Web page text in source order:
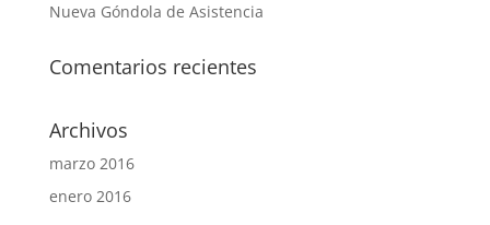
Nueva Góndola de Asistencia
Comentarios recientes
Archivos
marzo 2016
enero 2016